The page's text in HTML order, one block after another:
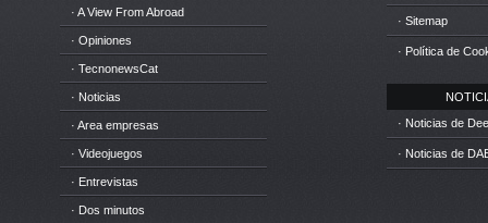
· A View From Abroad
· Opiniones
· TecnonewsCat
· Noticias
· Area empresas
· Videojuegos
· Entrevistas
· Dos minutos
· Sitemap
· Política de
· Noticias de
· Noticias de